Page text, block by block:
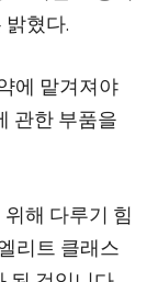
혔다.
에 맡겨져야
관한 부품을
해 다루기 힘
리트 클래스